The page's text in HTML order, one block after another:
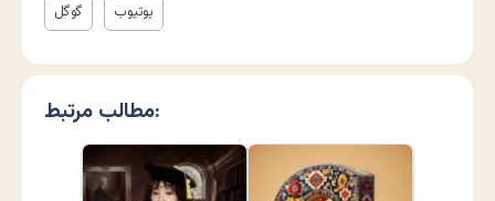
گوگل یوتیوب
مطالب مرتبط: